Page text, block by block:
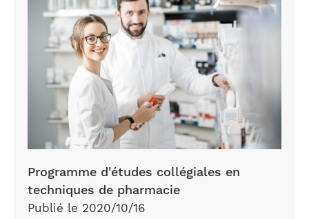
Pharmacists
working
pharmacy
Programme d'études collégiales en
techniques de pharmacie
Publié le 2020/10/16